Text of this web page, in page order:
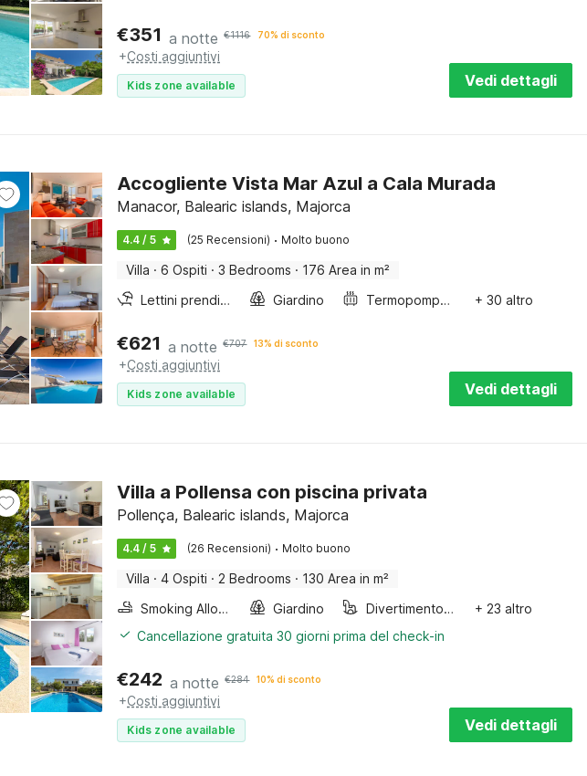
€351 a notte €1116 70% di sconto
+Costi aggiuntivi
Kids zone available Vedi dettagli
Accogliente Vista Mar Azul a Cala Murada
Manacor, Balearic islands, Majorca
4.4 / 5 (25 Recensioni) · Molto buono
Villa · 6 Ospiti · 3 Bedrooms · 176 Area in m²
Lettini prendisole
Giardino Termopompa aria-aria + 30 altro
€621 a notte €707 13% di sconto
+Costi aggiuntivi
Kids zone available Vedi dettagli
Villa a Pollensa con piscina privata
Pollença, Balearic islands, Majorca
4.4 / 5 (26 Recensioni) · Molto buono
Villa · 4 Ospiti · 2 Bedrooms · 130 Area in m²
Smoking Allowed
Giardino Divertimento per bambini
+ 23 altro
Cancellazione gratuita 30 giorni prima del check-in
€242 a notte €284 10% di sconto
+Costi aggiuntivi
Kids zone available Vedi dettagli